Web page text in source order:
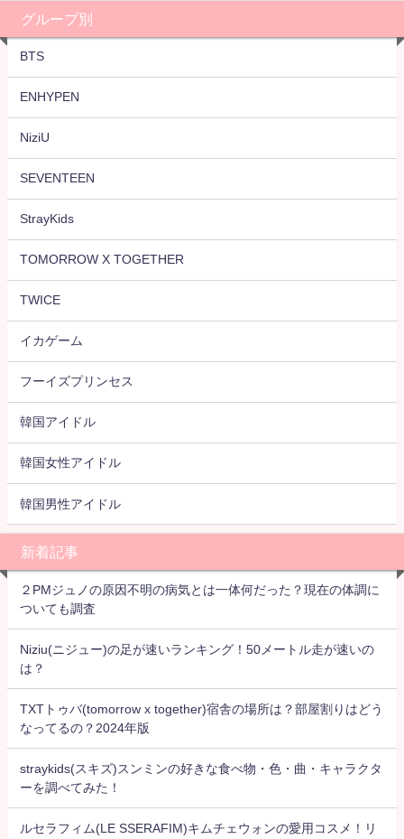
グループ別
BTS
ENHYPEN
NiziU
SEVENTEEN
StrayKids
TOMORROW X TOGETHER
TWICE
イカゲーム
フーイズプリンセス
韓国アイドル
韓国女性アイドル
韓国男性アイドル
新着記事
２PMジュノの原因不明の病気とは一体何だった？現在の体調に
ついても調査
Niziu(ニジュー)の足が速いランキング！50メートル走が速いの
は？
TXTトゥバ(tomorrow x together)宿舎の場所は？部屋割りはどう
なってるの？2024年版
straykids(スキズ)スンミンの好きな食べ物・色・曲・キャラクタ
ーを調べてみた！
ルセラフィム(LE SSERAFIM)キムチェウォンの愛用コスメ！リ